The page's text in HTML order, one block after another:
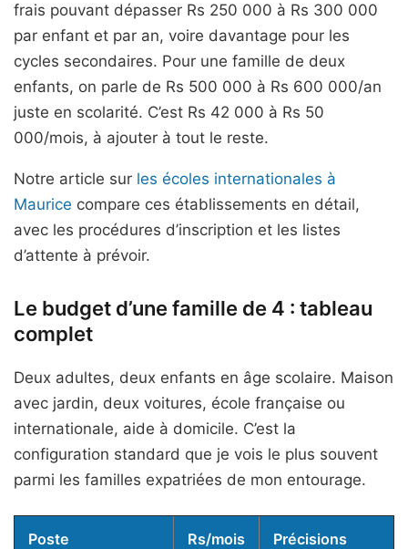
frais pouvant dépasser Rs 250 000 à Rs 300 000
par enfant et par an, voire davantage pour les
cycles secondaires. Pour une famille de deux
enfants, on parle de Rs 500 000 à Rs 600 000/an
juste en scolarité. C’est Rs 42 000 à Rs 50
000/mois, à ajouter à tout le reste.
Notre article sur les écoles internationales à
Maurice compare ces établissements en détail,
avec les procédures d’inscription et les listes
d’attente à prévoir.
Le budget d’une famille de 4 : tableau
complet
Deux adultes, deux enfants en âge scolaire. Maison
avec jardin, deux voitures, école française ou
internationale, aide à domicile. C’est la
configuration standard que je vois le plus souvent
parmi les familles expatriées de mon entourage.
Poste Rs/mois Précisions